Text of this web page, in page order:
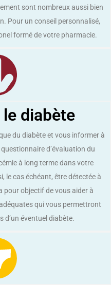
sont nombreux aussi bien
Pour un conseil personnalisé,
formé de votre pharmacie.
diabète
du diabète et vous informer à
d’évaluation du
à long terme dans votre
le cas échéant, être détectée à
pour objectif de vous aider à
qui vous permettront
d’un éventuel diabète.